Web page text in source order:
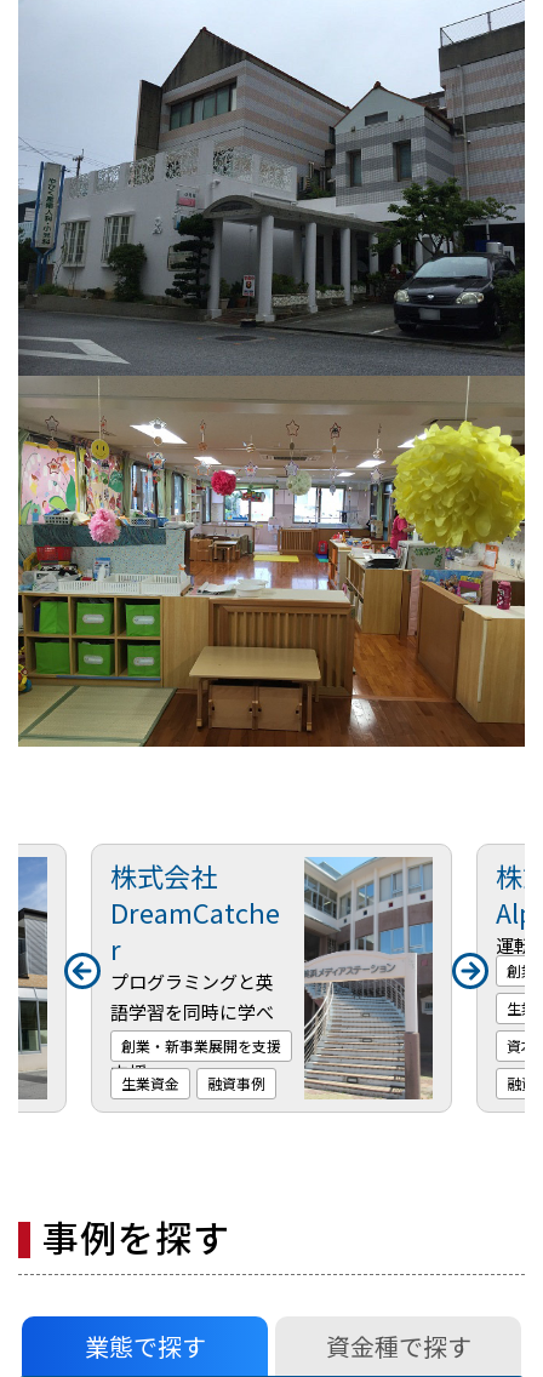
株式会社
DreamCatche
r
プログラミングと英
語学習を同時に学べ
る教育施設の開業を
支援
創業・新事業展開を支援
生業資金
融資事例
株
運転
「
資
創業
生業
資本
融資
事例を探す
業態で探す 資金種で探す